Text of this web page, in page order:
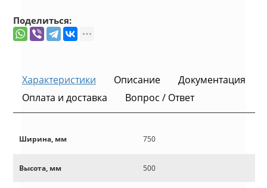
Поделиться:
Характеристики Описание
Документация
Оплата и доставка
Вопрос / Ответ
Ширина, мм 750
Высота, мм 500